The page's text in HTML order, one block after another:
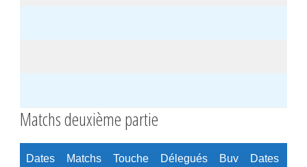
Matchs deuxième partie
Dates
Matchs
Touche Délegués
Buv
Dates